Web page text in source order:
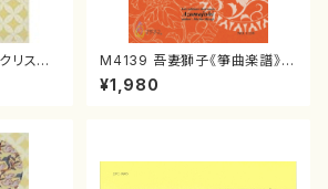
リスマ
美 編
M4139 吾妻獅子《箏曲楽譜》
（箏/宮城道雄著・宮城宗家監修/
箏曲古典楽譜）
¥1,980